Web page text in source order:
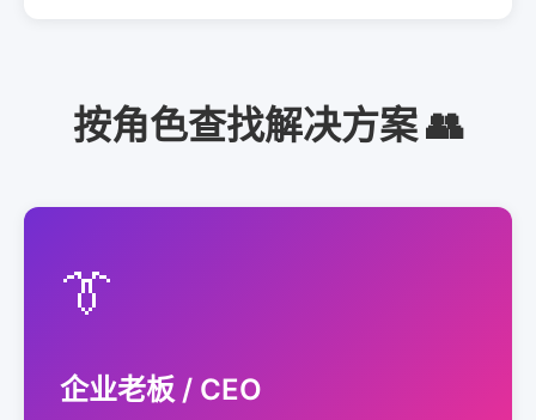
按角色查找解决方案 👥
👔
企业老板 / CEO